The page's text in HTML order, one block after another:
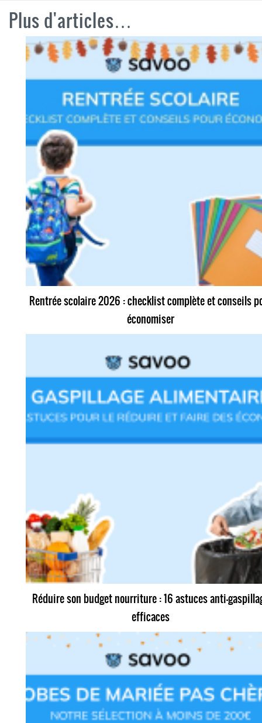
Plus d'articles…
Rentrée scolaire 2026 : checklist complète et conseils
économiser
Réduire son budget nourriture : 16 astuces anti-
efficaces